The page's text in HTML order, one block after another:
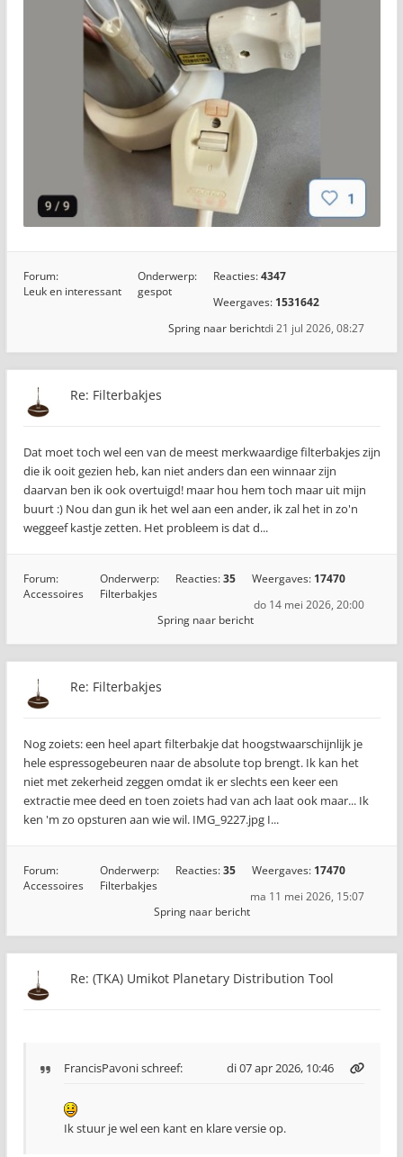
Forum:
Leuk en interessant
Onderwerp:
gespot
Reacties:4347
Weergaves: 1531642
di 21 jul 2026, 08:27
Spring naar bericht
Re: Filterbakjes
Dat moet toch wel een van de meest merkwaardige filterbakjes zijn
die ik ooit gezien heb, kan niet anders dan een winnaar zijn
daarvan ben ik ook overtuigd! maar hou hem toch maar uit mijn
buurt :) Nou dan gun ik het wel aan een ander, ik zal het in zo'n
weggeef kastje zetten. Het probleem is dat d...
Forum:
Accessoires
Onderwerp:
Filterbakjes
Reacties:35 Weergaves: 17470
do 14 mei 2026, 20:00
Spring naar bericht
Re: Filterbakjes
Nog zoiets: een heel apart filterbakje dat hoogstwaarschijnlijk je
hele espressogebeuren naar de absolute top brengt. Ik kan het
niet met zekerheid zeggen omdat ik er slechts een keer een
extractie mee deed en toen zoiets had van ach laat ook maar... Ik
ken 'm zo opsturen aan wie wil. IMG_9227.jpg I...
Forum:
Accessoires
Onderwerp:
Filterbakjes
Reacties:35 Weergaves: 17470
ma 11 mei 2026, 15:07
Spring naar bericht
Re: (TKA) Umikot Planetary Distribution Tool
FrancisPavonischreef: di 07 apr 2026, 10:46
Ik stuur je wel een kant en klare versie op.